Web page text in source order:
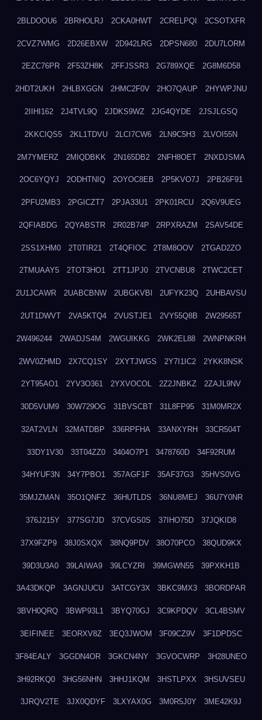
2BLDOOU6 2BRHOLRJ 2CKA0HWT 2CRELPQI 2CSOTXFR
2CVZ7WMG 2D26EBXW 2D942LRG 2DPSN680 2DU7LORM
2EZC76PR 2F53ZH8K 2FFJSSR3 2G789XQE 2G8M6D58
2HDT2UKH 2HLBXGGN 2HMC2F0V 2HO7QAUP 2HYWPJNU
2IIHI162 2J4TVL9Q 2JDKS9WZ 2JG4QYDE 2JSJLGSQ
2KKCIQS5 2KL1TDVU 2LCI7CW6 2LN9C5H3 2LVOI55N
2M7YMERZ 2MIQDBKK 2N165DB2 2NFH8OET 2NXDJSMA
2OC6YQYJ 2ODHTNIQ 2OYOC8EB 2P5KVO7J 2PB26F91
2PFU2MB3 2PGICZT7 2PJA33U1 2PK01RCU 2Q6V9UEG
2QFIABDG 2QYABSTR 2R02B74P 2RPXRAZM 2SAV54DE
2SS1XHM0 2T0TIR21 2T4QFIOC 2T8M8OOV 2TGAD2ZO
2TMUAAY5 2TOT3HO1 2TT1JPJ0 2TVCNBU8 2TWC2CET
2U1JCAWR 2UABCBNW 2UBGKVBI 2UFYK23Q 2UHBAVSU
2UT1DWVT 2VA5KTQ4 2VUSTJE1 2VY55Q8B 2W29565T
2W496244 2WADJS4M 2WGUIKKG 2WK2EL88 2WNPNKRH
2WV0ZHMD 2X7CQ1SY 2XYTJWGS 2Y7I1IC2 2YKK8NSK
2YT95AO1 2YV3O361 2YXVOCOL 2Z2JNBKZ 2ZAJL9NV
30D5VUM9 30W729OG 31BVSCBT 31L8FP95 31M0MR2X
32AT2VLN 32MATDBP 336RPFHA 33ANXYRH 33CR504T
33DY1V30 33T04ZZ0 3404O7P1 3478760D 34F92RUM
34HYUF3N 34Y7PBO1 357AGF1F 35AF37G3 35HVS0VG
35MJZMAN 35O1QNFZ 36HUTLDS 36NU8MEJ 36U7Y0NR
376J215Y 377SG7JD 37CVGS0S 37IHO75D 37JQKID8
37X9FZP9 38J0SXQX 38NQ9PDV 38O70PCO 38QUD9KX
39D3U3A0 39LAIWA9 39LCYZRI 39MGWN55 39PXKH1B
3A43DKQP 3AGNJUCU 3ATCGY3X 3BKC9MX3 3BORDPAR
3BVH0QRQ 3BWP93L1 3BYQ70GJ 3C9KPDQV 3CL4BSMV
3EIFINEE 3EORXV8Z 3EQ3JWOM 3F09CZ9V 3F1DPDSC
3F84EALY 3GGDN4OR 3GKCN4NY 3GVOCWRP 3H28UNEO
3H92RKQ0 3HG56NHN 3HHJ1KQM 3HSTLPXX 3HSUVSEU
3JRQV2TE 3JX0QDYF 3LXYAX0G 3M0R5J0Y 3ME42K9J